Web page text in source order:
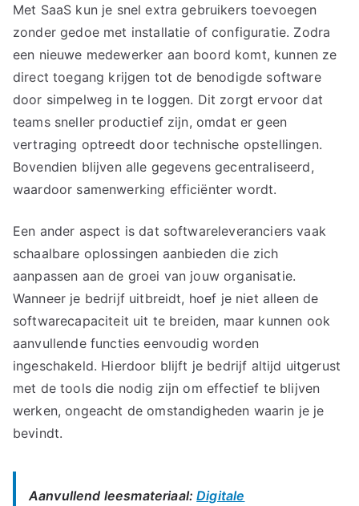
Met SaaS kun je snel extra gebruikers toevoegen
zonder gedoe met installatie of configuratie. Zodra
een nieuwe medewerker aan boord komt, kunnen ze
direct toegang krijgen tot de benodigde software
door simpelweg in te loggen. Dit zorgt ervoor dat
teams sneller productief zijn, omdat er geen
vertraging optreedt door technische opstellingen.
Bovendien blijven alle gegevens gecentraliseerd,
waardoor samenwerking efficiënter wordt.
Een ander aspect is dat softwareleveranciers vaak
schaalbare oplossingen aanbieden die zich
aanpassen aan de groei van jouw organisatie.
Wanneer je bedrijf uitbreidt, hoef je niet alleen de
softwarecapaciteit uit te breiden, maar kunnen ook
aanvullende functies eenvoudig worden
ingeschakeld. Hierdoor blijft je bedrijf altijd uitgerust
met de tools die nodig zijn om effectief te blijven
werken, ongeacht de omstandigheden waarin je je
bevindt.
Aanvullend leesmateriaal:Digitale